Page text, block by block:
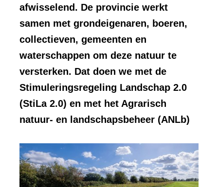
afwisselend. De provincie werkt
samen met grondeigenaren, boeren,
collectieven, gemeenten en
waterschappen om deze natuur te
versterken. Dat doen we met de
Stimuleringsregeling Landschap 2.0
(StiLa 2.0) en met het Agrarisch
natuur- en landschapsbeheer (ANLb)